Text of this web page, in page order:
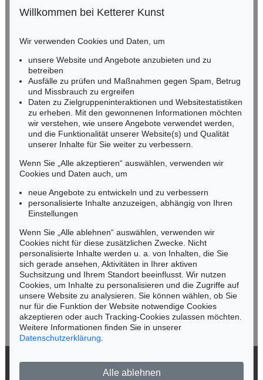
HESSEN
Miriam Heß
Tel.: +49 (0)62 21 58 80-038
Fax: +49 (0)62 21 58 80-595
infoheidelberg@kettererkunst.de
NORDDEUTSCHLAND
Nico Kassel, M.A.
Mobil: +49 (0)171 8618661
n.kassel@kettererkunst.de
Keine Auktion mehr verpassen!
Wir informieren Sie rechtzeitig.
Jetzt zum Newsletter anmelden >
Willkommen bei Ketterer Kunst
Wir verwenden Cookies und Daten, um
unsere Website und Angebote anzubieten und zu
betreiben
Ausfälle zu prüfen und Maßnahmen gegen Spam, Betrug
und Missbrauch zu ergreifen
Daten zu Zielgruppeninteraktionen und Websitestatistiken
zu erheben. Mit den gewonnenen Informationen möchten
wir verstehen, wie unsere Angebote verwendet werden,
und die Funktionalität unserer Website(s) und Qualität
unserer Inhalte für Sie weiter zu verbessern.
Wenn Sie „Alle akzeptieren“ auswählen, verwenden wir
Cookies und Daten auch, um
neue Angebote zu entwickeln und zu verbessern
personalisierte Inhalte anzuzeigen, abhängig von Ihren
Einstellungen
Wenn Sie „Alle ablehnen“ auswählen, verwenden wir
Cookies nicht für diese zusätzlichen Zwecke. Nicht
personalisierte Inhalte werden u. a. von Inhalten, die Sie
sich gerade ansehen, Aktivitäten in Ihrer aktiven
Suchsitzung und Ihrem Standort beeinflusst. Wir nutzen
Cookies, um Inhalte zu personalisieren und die Zugriffe auf
unsere Website zu analysieren. Sie können wählen, ob Sie
nur für die Funktion der Website notwendige Cookies
akzeptieren oder auch Tracking-Cookies zulassen möchten.
Weitere Informationen finden Sie in unserer
Datenschutzerklärung
Alle ablehnen